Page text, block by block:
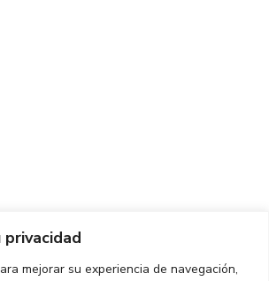
mejorar su experiencia de navegación,
CONTACTO